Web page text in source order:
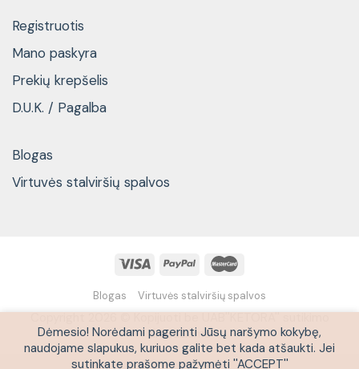
Registruotis
Mano paskyra
Prekių krepšelis
D.U.K. / Pagalba
Blogas
Virtuvės stalviršių spalvos
Blogas Virtuvės stalviršių spalvos
draudžiama
Dėmesio! Norėdami pagerinti Jūsų naršymo kokybę,
naudojame slapukus, kuriuos galite bet kada atšaukti. Jei
sutinkate prašome pažymėti ''ACCEPT''